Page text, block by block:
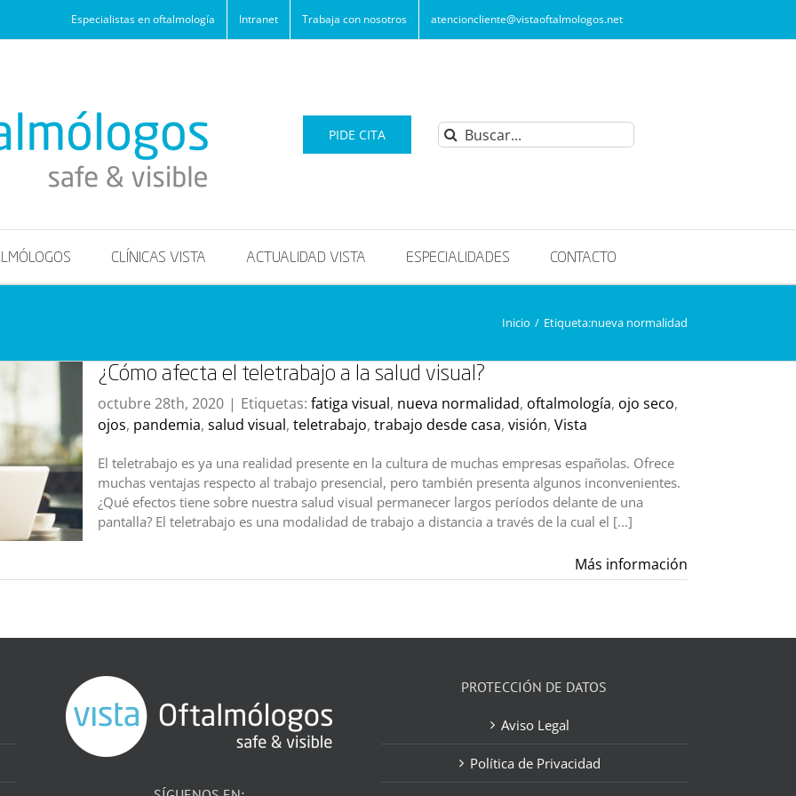
Especialistas en oftalmología Intranet Trabaja con nosotros atencioncliente@vistaoftalmologos.net
PIDE CITA Buscar:
CLÍNICAS VISTA ACTUALIDAD VISTA ESPECIALIDADES CONTACTO
Inicio / Etiqueta:nueva normalidad
¿Cómo afecta el teletrabajo a la salud visual?
octubre 28th, 2020 | Etiquetas: fatiga visual, nueva normalidad, oftalmología, ojo seco,
ojos, pandemia, salud visual, teletrabajo, trabajo desde casa, visión, Vista
El teletrabajo es ya una realidad presente en la cultura de muchas empresas españolas. Ofrece
muchas ventajas respecto al trabajo presencial, pero también presenta algunos inconvenientes.
¿Qué efectos tiene sobre nuestra salud visual permanecer largos períodos delante de una
pantalla? El teletrabajo es una modalidad de trabajo a distancia a través de la cual el [...]
Más información
PROTECCIÓN DE DATOS
Aviso Legal
Política de Privacidad